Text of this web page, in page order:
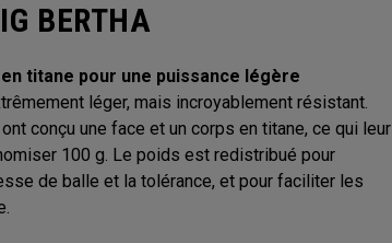
BERTHA
titane pour une puissance légère
léger, mais incroyablement résistant.
conçu une face et un corps en titane, ce qui leur
100 g. Le poids est redistribué pour
de balle et la tolérance, et pour faciliter les